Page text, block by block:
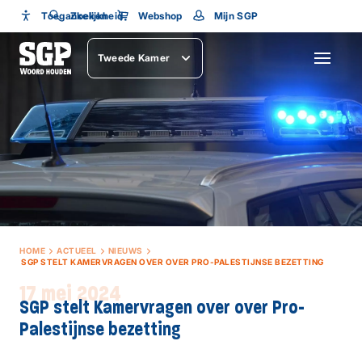
Toegankelijkheid
Toegankelijkheid
Lettergrootte
Zoeken Webshop Mijn SGP
Tweede Kamer
HOME ACTUEEL
NIEUWS
SGP STELT KAMERVRAGEN OVER OVER PRO-PALESTIJNSE BEZETTING
17 mei 2024
SGP stelt Kamervragen over over Pro-
Palestijnse bezetting